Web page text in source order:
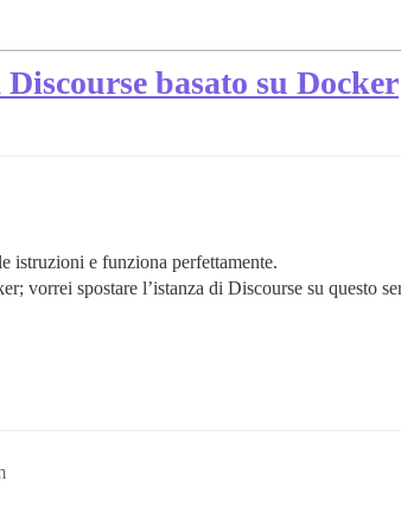
basato su Docker
istruzioni e funziona perfettamente.
vorrei spostare l’istanza di Discourse su questo